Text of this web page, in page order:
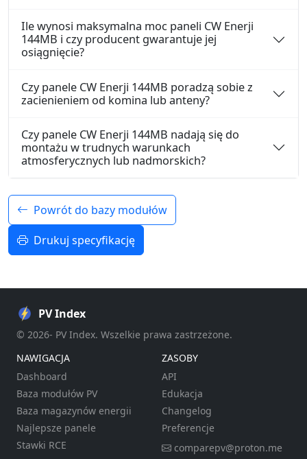
Ile wynosi maksymalna moc paneli CW Enerji
144MB i czy producent gwarantuje jej
osiągnięcie?
Czy panele CW Enerji 144MB poradzą sobie z
zacienieniem od komina lub anteny?
Czy panele CW Enerji 144MB nadają się do
montażu w trudnych warunkach
atmosferycznych lub nadmorskich?
Powrót do bazy modułów
Drukuj specyfikację
PV Index
© 2026- PV Index. Wszelkie prawa zastrzeżone.
NAWIGACJA
Dashboard
Baza modułów PV
Baza magazynów energii
Najlepsze panele
Stawki RCE
ZASOBY
API
Edukacja
Changelog
Preferencje
comparepv@proton.me